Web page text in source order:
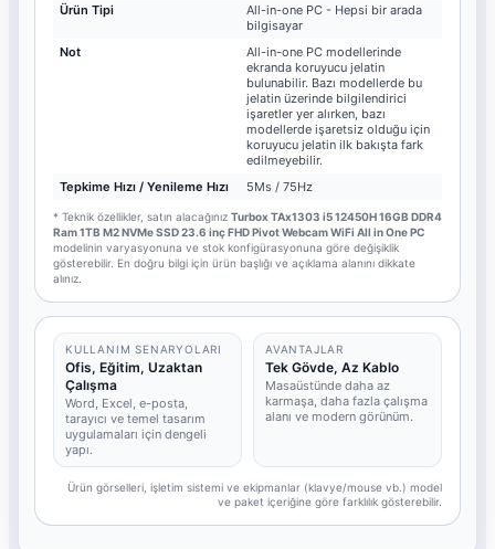
Ürün Tipi
All-in-one PC - Hepsi bir arada
bilgisayar
Not
All-in-one PC modellerinde
ekranda koruyucu jelatin
bulunabilir. Bazı modellerde bu
jelatin üzerinde bilgilendirici
işaretler yer alırken, bazı
modellerde işaretsiz olduğu için
koruyucu jelatin ilk bakışta fark
edilmeyebilir.
Tepkime Hızı / Yenileme Hızı
5Ms / 75Hz
* Teknik özellikler, satın alacağınız Turbox TAx1303 i5 12450H 16GB DDR4
Ram 1TB M2 NVMe SSD 23.6 inç FHD Pivot Webcam WiFi All in One PC
modelinin varyasyonuna ve stok konfigürasyonuna göre değişiklik
gösterebilir. En doğru bilgi için ürün başlığı ve açıklama alanını dikkate
alınız.
KULLANIM SENARYOLARI
Ofis, Eğitim, Uzaktan
Çalışma
Word, Excel, e-posta,
tarayıcı ve temel tasarım
uygulamaları için dengeli
yapı.
AVANTAJLAR
Tek Gövde, Az Kablo
Masaüstünde daha az
karmaşa, daha fazla çalışma
alanı ve modern görünüm.
Ürün görselleri, işletim sistemi ve ekipmanlar (klavye/mouse vb.) model
ve paket içeriğine göre farklılık gösterebilir.